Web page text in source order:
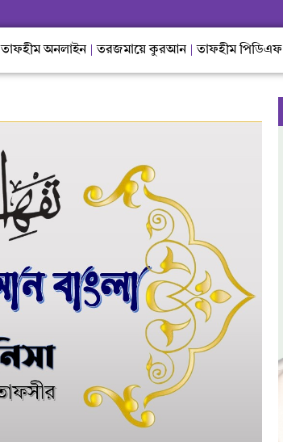
তাফহীম অনলাইন তরজমায়ে কুরআন তাফহীম পিডিএফ